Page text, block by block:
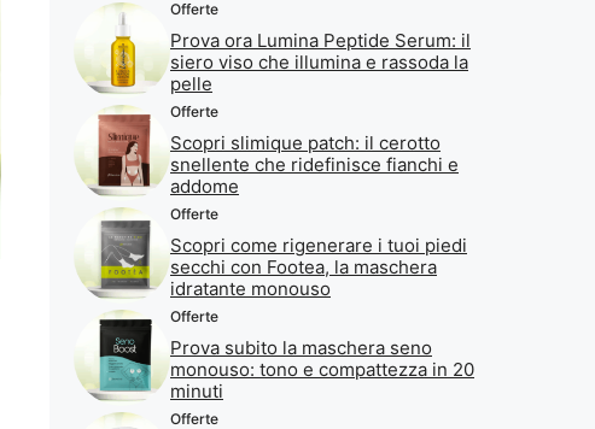
Offerte
Prova ora Lumina Peptide Serum: il
siero viso che illumina e rassoda la
pelle
Offerte
Scopri slimique patch: il cerotto
snellente che ridefinisce fianchi e
addome
Offerte
Scopri come rigenerare i tuoi piedi
secchi con Footea, la maschera
idratante monouso
Offerte
Prova subito la maschera seno
monouso: tono e compattezza in 20
minuti
Offerte